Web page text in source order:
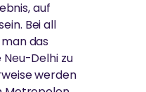
soll ohne Angst
auf
Bei all
das
Delhi zu
werden